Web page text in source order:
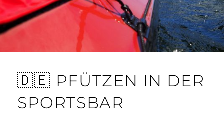
🇩🇪 PFÜTZEN IN DER
SPORTSBAR